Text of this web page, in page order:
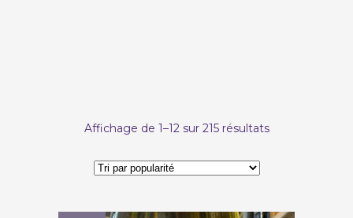
Affichage de 1–12 sur 215 résultatsTrié